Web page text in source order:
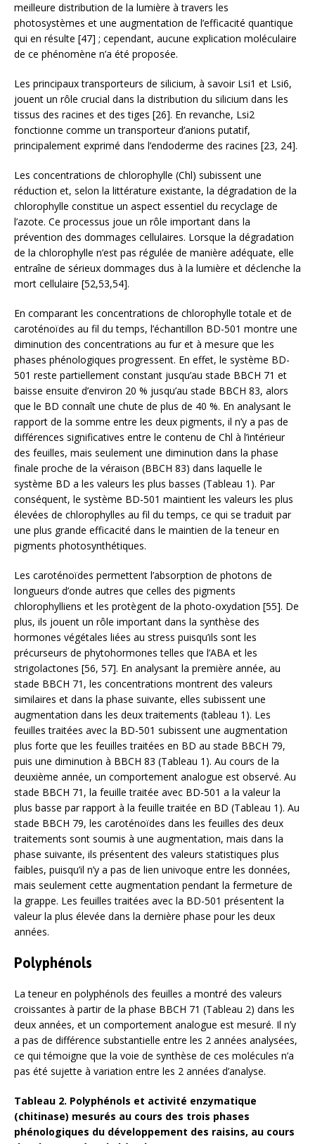
meilleure distribution de la lumière à travers les
photosystèmes et une augmentation de l’efficacité quantique
qui en résulte [47] ; cependant, aucune explication moléculaire
de ce phénomène n’a été proposée.
Les principaux transporteurs de silicium, à savoir Lsi1 et Lsi6,
jouent un rôle crucial dans la distribution du silicium dans les
tissus des racines et des tiges [26]. En revanche, Lsi2
fonctionne comme un transporteur d’anions putatif,
principalement exprimé dans l’endoderme des racines [23, 24].
Les concentrations de chlorophylle (Chl) subissent une
réduction et, selon la littérature existante, la dégradation de la
chlorophylle constitue un aspect essentiel du recyclage de
l’azote. Ce processus joue un rôle important dans la
prévention des dommages cellulaires. Lorsque la dégradation
de la chlorophylle n’est pas régulée de manière adéquate, elle
entraîne de sérieux dommages dus à la lumière et déclenche la
mort cellulaire [52,53,54].
En comparant les concentrations de chlorophylle totale et de
caroténoïdes au fil du temps, l’échantillon BD-501 montre une
diminution des concentrations au fur et à mesure que les
phases phénologiques progressent. En effet, le système BD-
501 reste partiellement constant jusqu’au stade BBCH 71 et
baisse ensuite d’environ 20 % jusqu’au stade BBCH 83, alors
que le BD connaît une chute de plus de 40 %. En analysant le
rapport de la somme entre les deux pigments, il n’y a pas de
différences significatives entre le contenu de Chl à l’intérieur
des feuilles, mais seulement une diminution dans la phase
finale proche de la véraison (BBCH 83) dans laquelle le
système BD a les valeurs les plus basses (Tableau 1). Par
conséquent, le système BD-501 maintient les valeurs les plus
élevées de chlorophylles au fil du temps, ce qui se traduit par
une plus grande efficacité dans le maintien de la teneur en
pigments photosynthétiques.
Les caroténoïdes permettent l’absorption de photons de
longueurs d’onde autres que celles des pigments
chlorophylliens et les protègent de la photo-oxydation [55]. De
plus, ils jouent un rôle important dans la synthèse des
hormones végétales liées au stress puisqu’ils sont les
précurseurs de phytohormones telles que l’ABA et les
strigolactones [56, 57]. En analysant la première année, au
stade BBCH 71, les concentrations montrent des valeurs
similaires et dans la phase suivante, elles subissent une
augmentation dans les deux traitements (tableau 1). Les
feuilles traitées avec la BD-501 subissent une augmentation
plus forte que les feuilles traitées en BD au stade BBCH 79,
puis une diminution à BBCH 83 (Tableau 1). Au cours de la
deuxième année, un comportement analogue est observé. Au
stade BBCH 71, la feuille traitée avec BD-501 a la valeur la
plus basse par rapport à la feuille traitée en BD (Tableau 1). Au
stade BBCH 79, les caroténoïdes dans les feuilles des deux
traitements sont soumis à une augmentation, mais dans la
phase suivante, ils présentent des valeurs statistiques plus
faibles, puisqu’il n’y a pas de lien univoque entre les données,
mais seulement cette augmentation pendant la fermeture de
la grappe. Les feuilles traitées avec la BD-501 présentent la
valeur la plus élevée dans la dernière phase pour les deux
années.
Polyphénols
La teneur en polyphénols des feuilles a montré des valeurs
croissantes à partir de la phase BBCH 71 (Tableau 2) dans les
deux années, et un comportement analogue est mesuré. Il n’y
a pas de différence substantielle entre les 2 années analysées,
ce qui témoigne que la voie de synthèse de ces molécules n’a
pas été sujette à variation entre les 2 années d’analyse.
Tableau 2. Polyphénols et activité enzymatique
(chitinase) mesurés au cours des trois phases
phénologiques du développement des raisins, au cours